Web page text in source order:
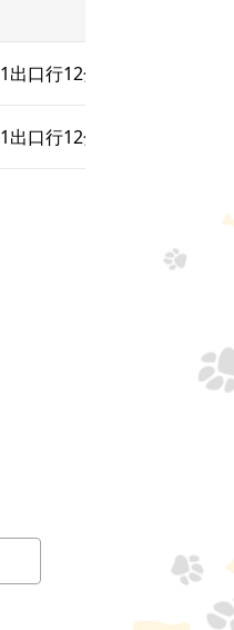
口行12分鐘 有線電視旁邊
口行12分鐘 有線電視旁邊